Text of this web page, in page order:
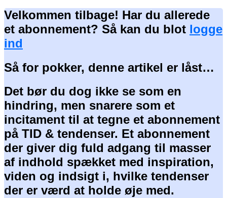
Velkommen tilbage! Har du allerede
et abonnement? Så kan du blot logge
ind
Så for pokker, denne artikel er låst…
Det bør du dog ikke se som en
hindring, men snarere som et
incitament til at tegne et abonnement
på TID & tendenser. Et abonnement
der giver dig fuld adgang til masser
af indhold spækket med inspiration,
viden og indsigt i, hvilke tendenser
der er værd at holde øje med.